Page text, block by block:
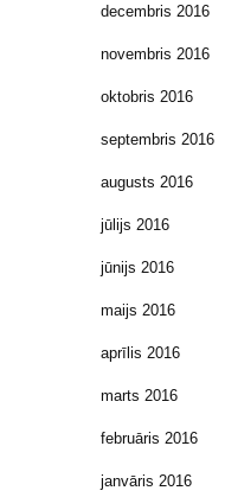
decembris 2016
novembris 2016
oktobris 2016
septembris 2016
augusts 2016
jūlijs 2016
jūnijs 2016
maijs 2016
aprīlis 2016
marts 2016
februāris 2016
janvāris 2016